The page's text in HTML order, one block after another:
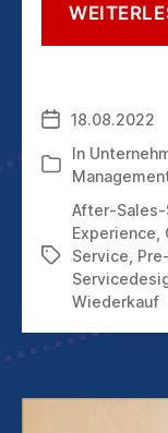
18.08.2022
Kategorien
In
Schlagwörter
After-Sales-
Experience
Service
Wiederkauf